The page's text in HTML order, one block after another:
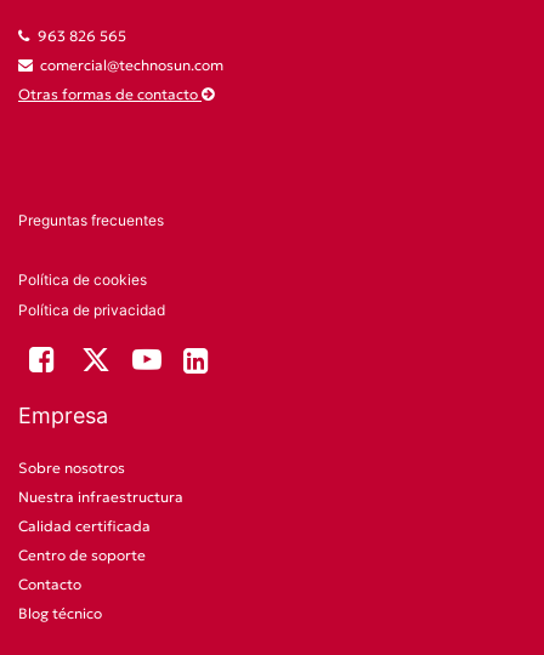
963 826 565
comercial@technosun.com
Otras formas de contacto
Preguntas frecuentes
Política de cookies
Política de privacidad
Empresa
Sobre nosotros
Nuestra infraestructura
Calidad certificada
Centro de soporte
Contacto
Blog técnico